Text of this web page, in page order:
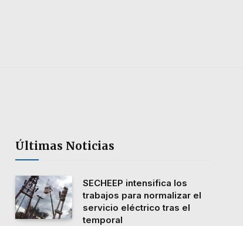
Últimas Noticias
SECHEEP intensifica los
trabajos para normalizar el
servicio eléctrico tras el
temporal